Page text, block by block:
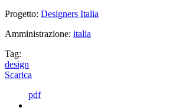
Progetto: Designers Italia
Amministrazione: italia
Tag:
design
Scarica
pdf